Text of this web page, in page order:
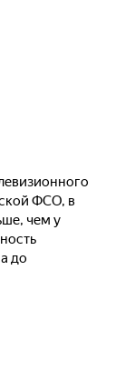
ФСО, в
чем у
до